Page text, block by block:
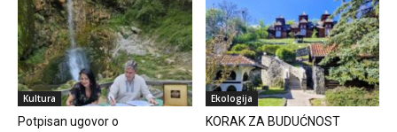
Kultura
Potpisan ugovor o
Ekologija
KORAK ZA BUDUĆNOST